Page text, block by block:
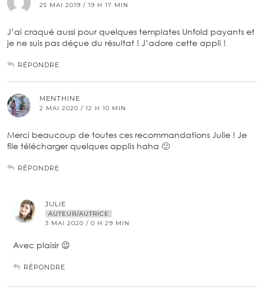
25 MAI 2019 / 19 H 17 MIN
J’ai craqué aussi pour quelques templates Unfold payants et
je ne suis pas déçue du résultat ! J’adore cette appli !
RÉPONDRE
MENTHINE
2 MAI 2020 / 12 H 10 MIN
Merci beaucoup de toutes ces recommandations Julie ! Je
file télécharger quelques applis haha 🙂
RÉPONDRE
JULIE
AUTEUR/AUTRICE
3 MAI 2020 / 0 H 29 MIN
Avec plaisir 😉
RÉPONDRE